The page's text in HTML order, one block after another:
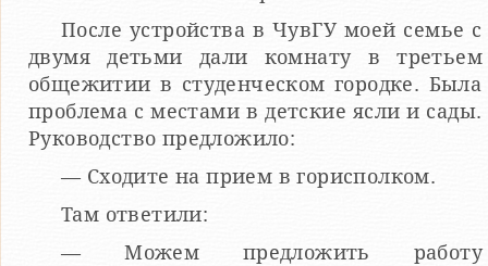
После устройства в ЧувГУ моей семье с
двумя детьми дали комнату в третьем
общежитии в студенческом городке. Была
проблема с местами в детские ясли и сады.
Руководство предложило:
— Сходите на прием в горисполком.
Там ответили:
— Можем предложить работу